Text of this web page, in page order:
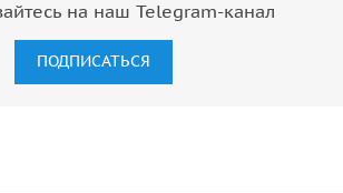
на наш Telegram-канал
ПОДПИСАТЬСЯ